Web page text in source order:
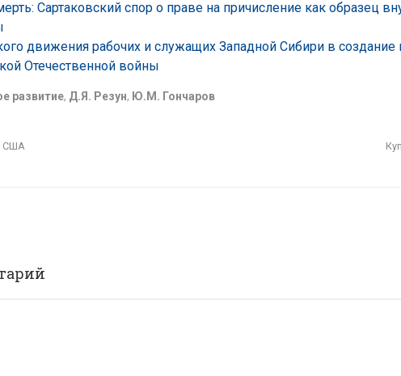
Сартаковский спор о праве на причисление как образец
движения рабочих и служащих Западной Сибири в
Отечественной войны
развитие, Д.Я. Резун, Ю.М. Гончаров
США